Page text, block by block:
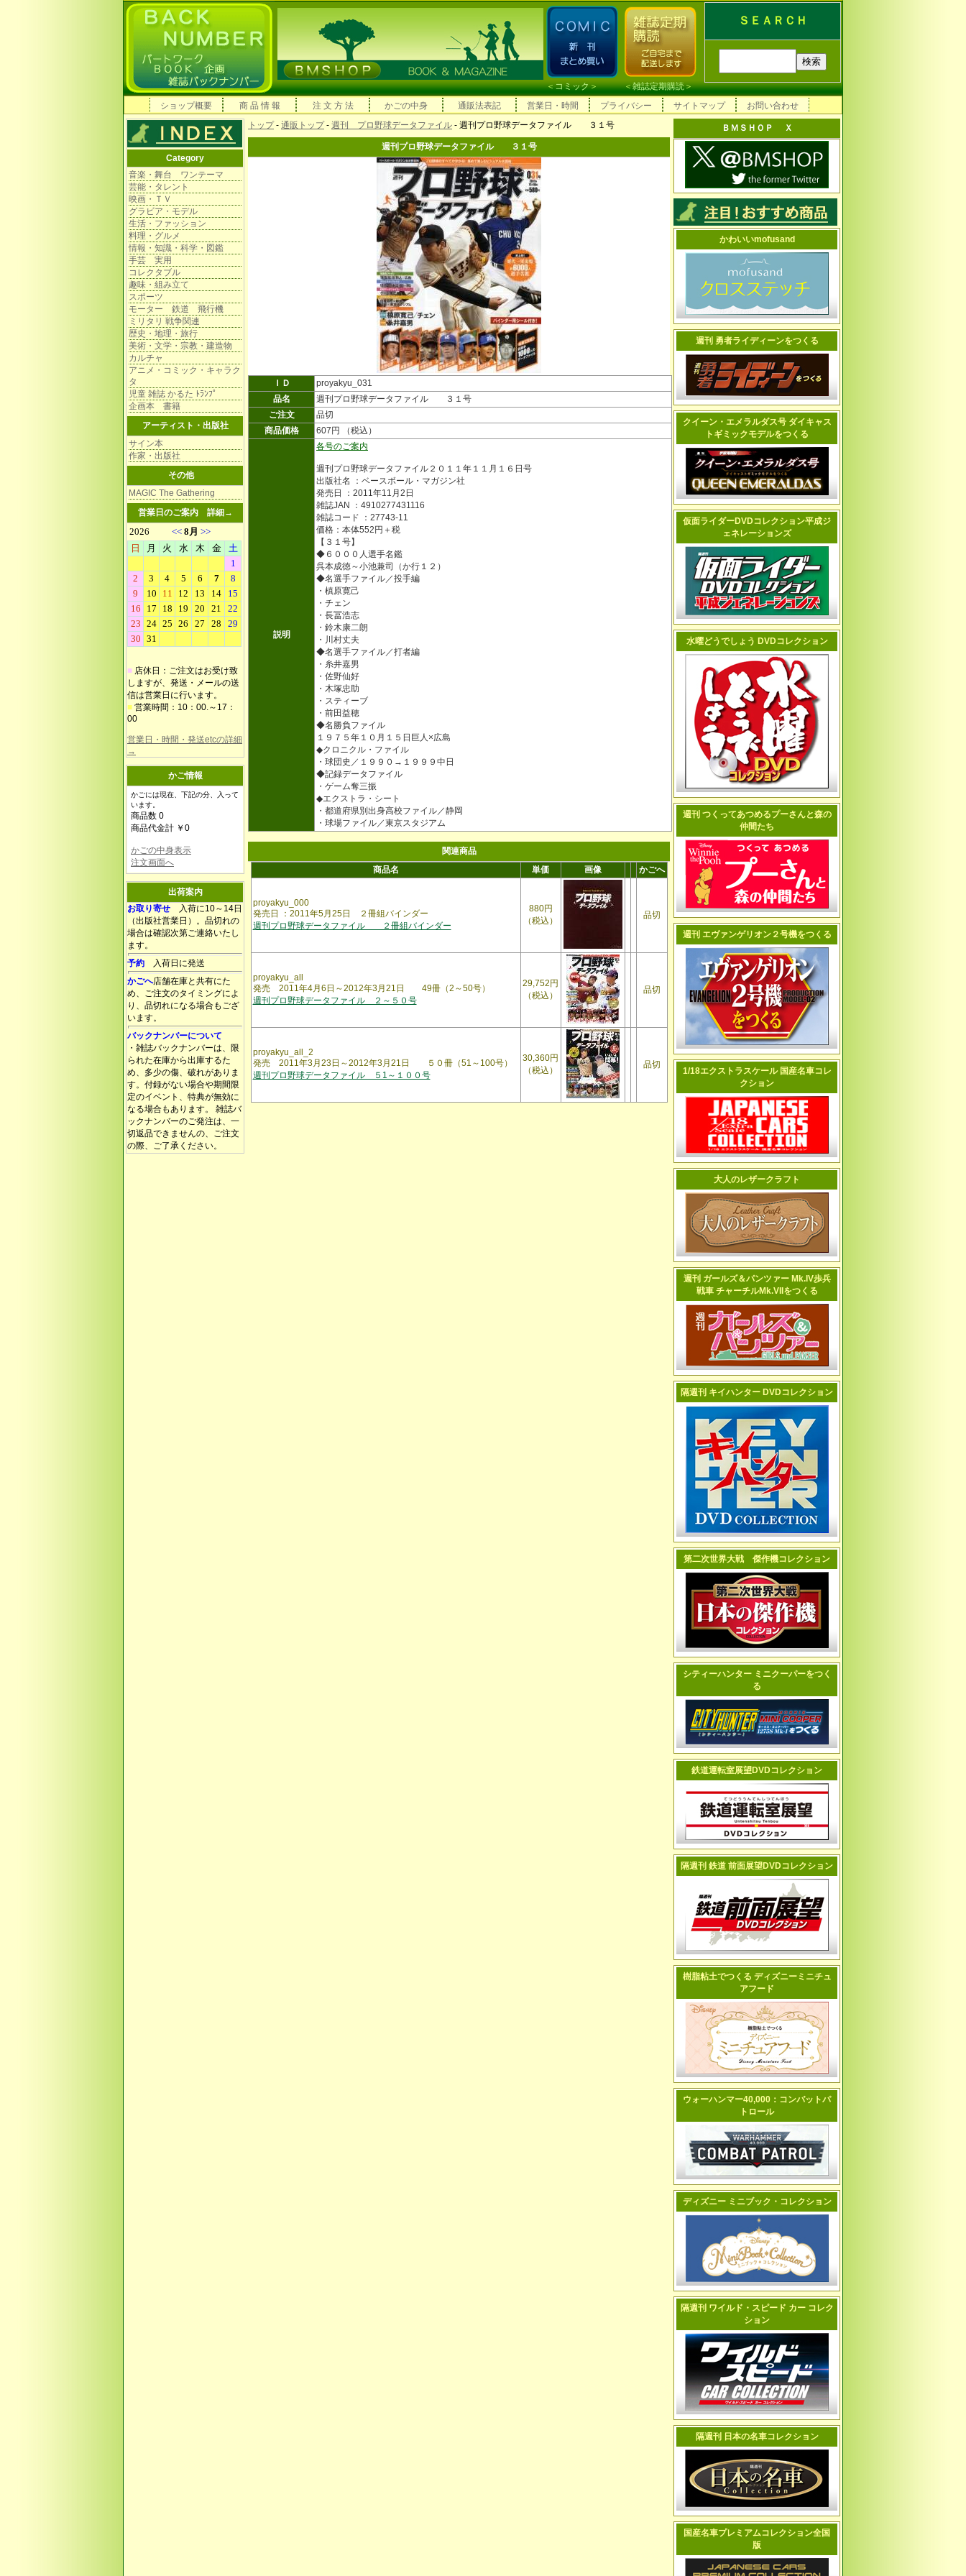
ＳＥＡＲＣＨ
＜コミック＞ ＜雑誌定期購読＞
ショップ概要
商 品 情 報 注 文 方 法 かごの中身 通販法表記 営業日・時間 プライバシー サイトマップ お問い合わせ
Category
音楽・舞台 ワンテーマ
芸能・タレント
映画・ＴＶ
グラビア・モデル
生活・ファッション
料理・グルメ
情報・知識・科学・図鑑
手芸 実用
コレクタブル
趣味・組み立て
スポーツ
モーター 鉄道 飛行機
ミリタリ 戦争関連
歴史・地理・旅行
美術・文学・宗教・建造物
カルチャ
アニメ・コミック・キャラク
タ
児童 雑誌 かるた ﾄﾗﾝﾌﾟ
企画本 書籍
アーティスト・出版社
サイン本
作家・出版社
その他
MAGIC The Gathering
営業日のご案内 詳細→
■ 店休日：ご注文はお受け致
しますが、発送・メールの送
信は営業日に行います。
■ 営業時間：10：00.～17：
00
営業日・時間・発送etcの詳細
→
かご情報
かごには現在、下記の分、入って
います。
商品数 0
商品代金計 ￥0
かごの中身表示
注文画面へ
出荷案内
お取り寄せ 入荷に10～14日
（出版社営業日）。品切れの
場合は確認次第ご連絡いたし
ます。
予約 入荷日に発送
かごへ店舗在庫と共有にた
め、ご注文のタイミングによ
り、品切れになる場合もござ
います。
バックナンバーについて
・雑誌バックナンバーは、限
られた在庫から出庫するた
め、多少の傷、破れがありま
す。付録がない場合や期間限
定のイベント、特典が無効に
なる場合もあります。 雑誌バ
ックナンバーのご発注は、一
切返品できませんの、ご注文
の際、ご了承ください。
トップ- 通販トップ- 週刊 プロ野球データファイル - 週刊プロ野球データファイル ３１号
週刊プロ野球データファイル ３１号
ＩＤ
proyakyu_031
品名
週刊プロ野球データファイル ３１号
ご注文
品切
商品価格
607円 （税込）
説明
各号のご案内
週刊プロ野球データファイル２０１１年１１月１６日号
出版社名 ：ベースボール・マガジン社
発売日 ：2011年11月2日
雑誌JAN ：4910277431116
雑誌コード ：27743-11
価格：本体552円＋税
【３１号】
◆６０００人選手名鑑
呉本成徳～小池兼司（か行１２）
◆名選手ファイル／投手編
・槙原寛己
・チェン
・長冨浩志
・鈴木康二朗
・川村丈夫
◆名選手ファイル／打者編
・糸井嘉男
・佐野仙好
・木塚忠助
・スティーブ
・前田益穂
◆名勝負ファイル
１９７５年１０月１５日巨人×広島
◆クロニクル・ファイル
・球団史／１９９０→１９９９中日
◆記録データファイル
・ゲーム奪三振
◆エクストラ・シート
・都道府県別出身高校ファイル／静岡
・球場ファイル／東京スタジアム
関連商品
商品名
単価 画像 かごへ
proyakyu_000
発売日 ：2011年5月25日 ２冊組バインダー
週刊プロ野球データファイル ２冊組バインダー
880円
（税込）
品切
proyakyu_all
発売 2011年4月6日～2012年3月21日 49冊（2～50号）
週刊プロ野球データファイル ２～５０号
29,752円
（税込）
品切
proyakyu_all_2
発売 2011年3月23日～2012年3月21日 ５０冊（51～100号）
週刊プロ野球データファイル ５1～１００号
30,360円
（税込）
品切
ＢＭＳＨＯＰ Ｘ
かわいいmofusand
週刊 勇者ライディーンをつくる
クイーン・エメラルダス号 ダイキャス
トギミックモデルをつくる
仮面ライダーDVDコレクション平成ジ
ェネレーションズ
水曜どうでしょう DVDコレクション
週刊 つくってあつめるプーさんと森の
仲間たち
週刊 エヴァンゲリオン２号機をつくる
1/18エクストラスケール 国産名車コレ
クション
大人のレザークラフト
週刊 ガールズ＆パンツァー Mk.IV歩兵
戦車 チャーチルMk.VIIをつくる
隔週刊 キイハンター DVDコレクション
第二次世界大戦 傑作機コレクション
シティーハンター ミニクーパーをつく
る
鉄道運転室展望DVDコレクション
隔週刊 鉄道 前面展望DVDコレクション
樹脂粘土でつくる ディズニーミニチュ
アフード
ウォーハンマー40,000：コンバットパ
トロール
ディズニー ミニブック・コレクション
隔週刊 ワイルド・スピード カー コレク
ション
隔週刊 日本の名車コレクション
国産名車プレミアムコレクション全国
版